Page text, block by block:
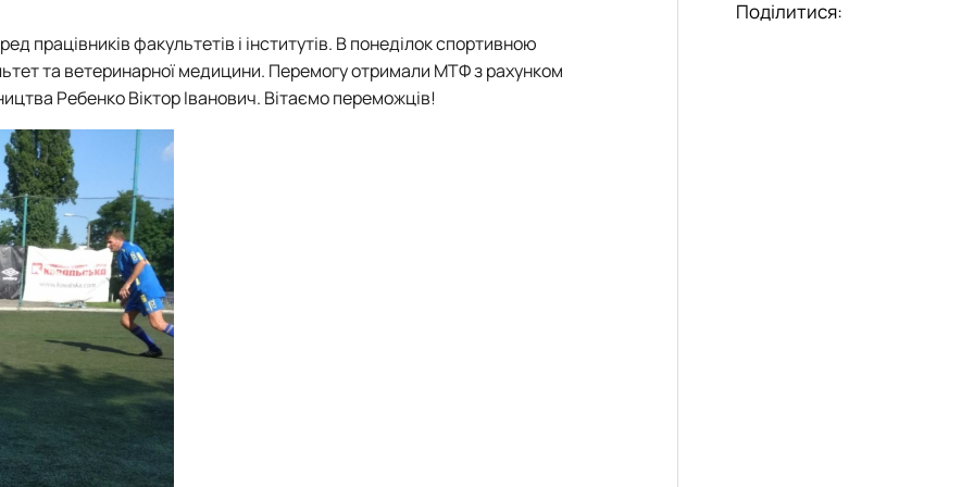
працівників факультетів і інститутів. В понеділок спортивною
та ветеринарної медицини. Перемогу отримали МТФ з рахунком
Ребенко Віктор Іванович. Вітаємо переможців!
Поділитися: